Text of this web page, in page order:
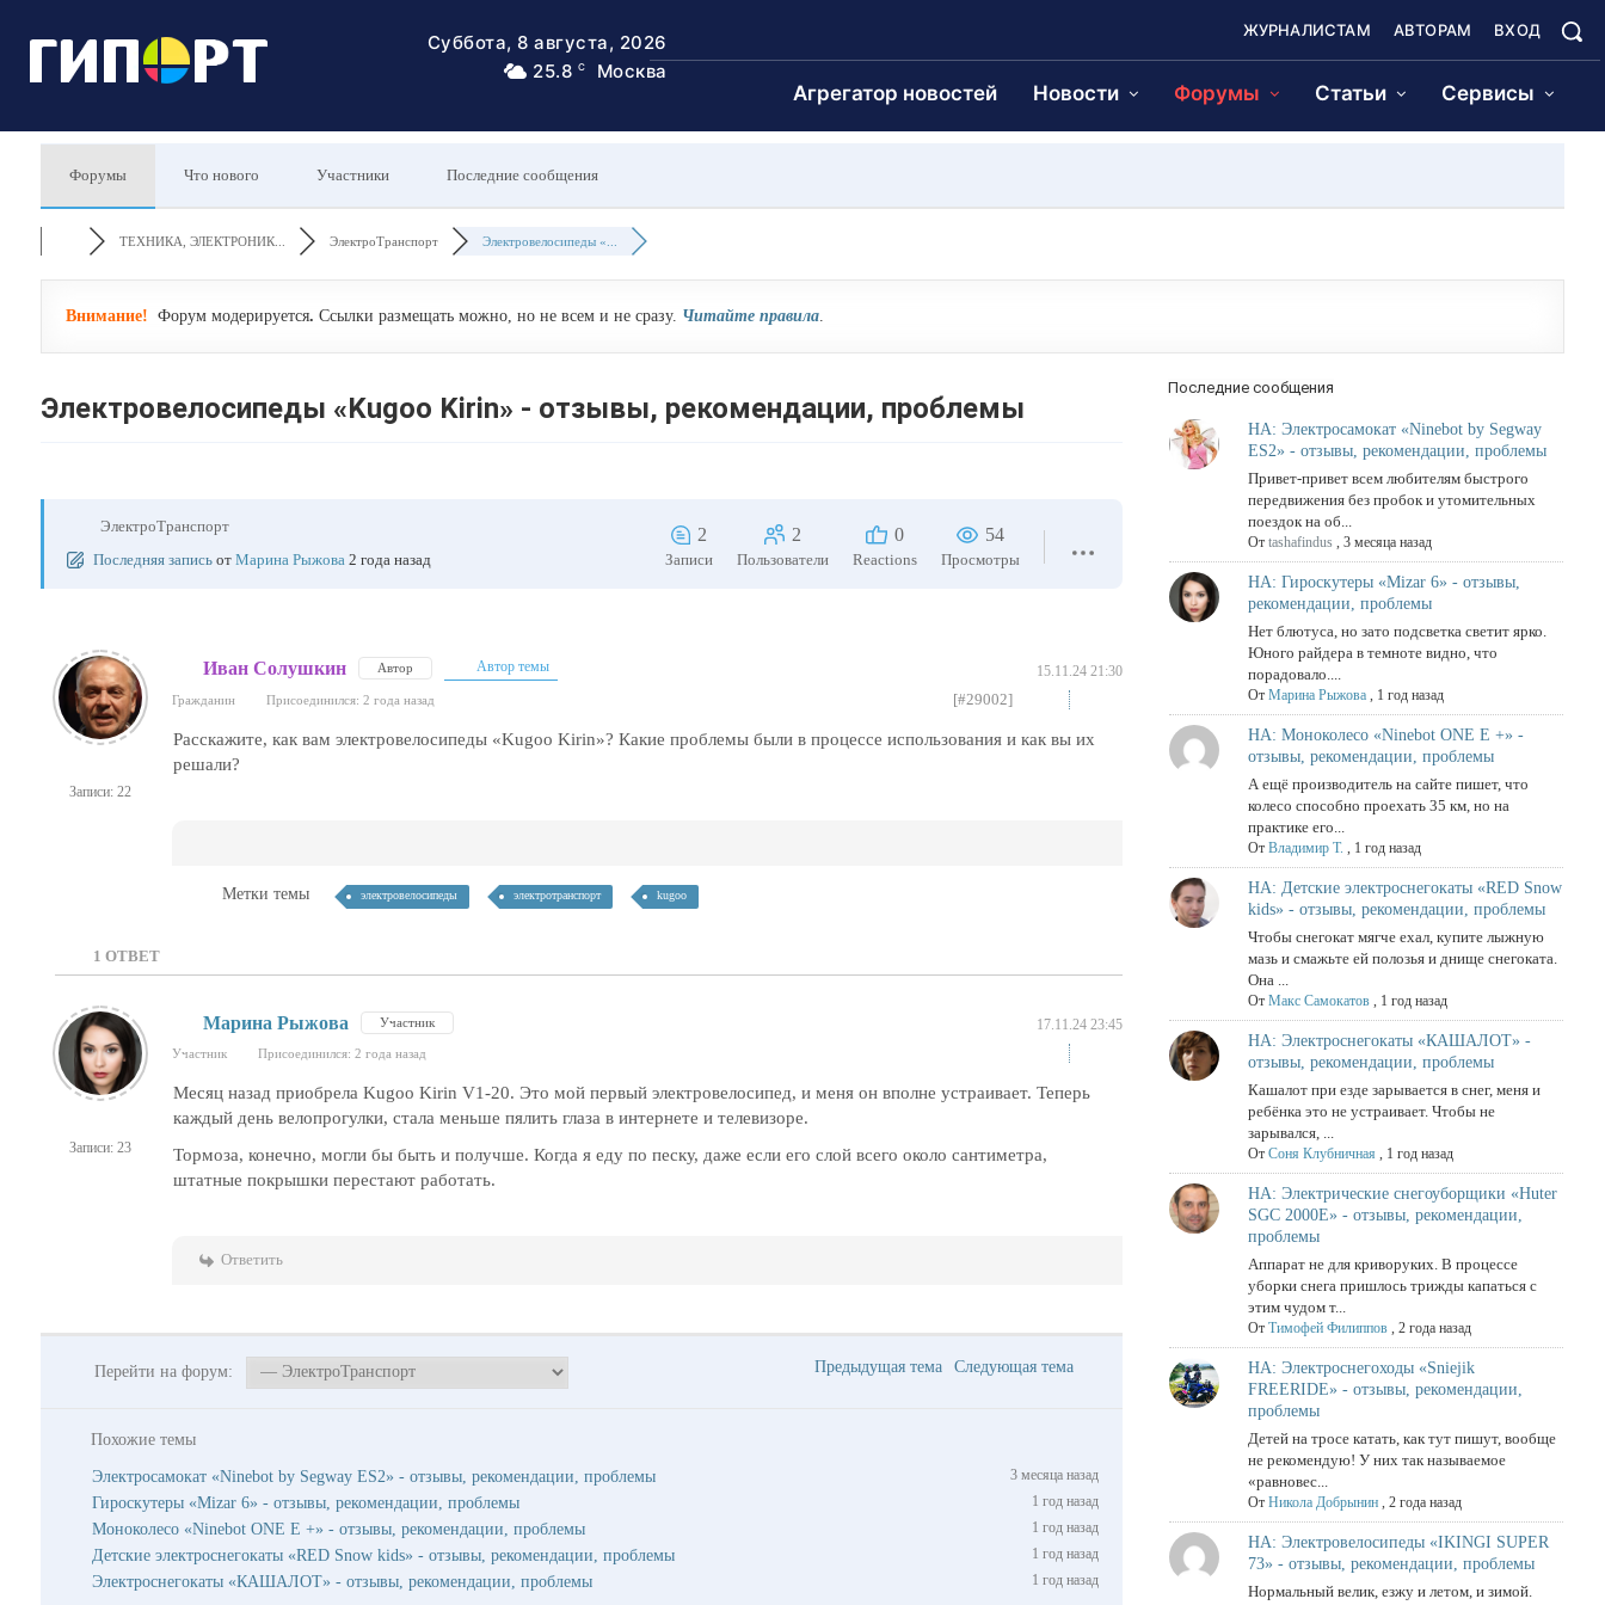
Суббота, 8 августа, 2026
25.8 C Москва
ЖУРНАЛИСТАМ АВТОРАМ ВХОД
Агрегатор новостей Новости Форумы Статьи Сервисы
Форумы Что нового Участники Последние сообщения
ТЕХНИКА, ЭЛЕКТРОНИК... ЭлектроТранспорт Электровелосипеды «...
Внимание! Форум модерируется. Ссылки размещать можно, но не всем и не сразу. Читайте правила.
Электровелосипеды «Kugoo Kirin» - отзывы, рекомендации, проблемы
ЭлектроТранспорт
Последняя запись от Марина Рыжова 2 года назад
2
Записи
2
Пользователи
0
Reactions
54
Просмотры
Записи: 22
Иван Солушкин Автор Автор темы 15.11.24 21:30
Гражданин Присоединился: 2 года назад [#29002]
Расскажите, как вам электровелосипеды «Kugoo Kirin»? Какие проблемы были в процессе использования и как вы их
решали?
Метки темы электровелосипеды электротранспорт kugoo
1 ОТВЕТ
Записи: 23
Марина Рыжова Участник 17.11.24 23:45
Участник Присоединился: 2 года назад
Месяц назад приобрела Kugoo Kirin V1-20. Это мой первый электровелосипед, и меня он вполне устраивает. Теперь
каждый день велопрогулки, стала меньше пялить глаза в интернете и телевизоре.
Тормоза, конечно, могли бы быть и получше. Когда я еду по песку, даже если его слой всего около сантиметра,
штатные покрышки перестают работать.
Ответить
Перейти на форум: Предыдущая тема Следующая тема
Похожие темы
Электросамокат «Ninebot by Segway ES2» - отзывы, рекомендации, проблемы 3 месяца назад
Гироскутеры «Mizar 6» - отзывы, рекомендации, проблемы 1 год назад
Моноколесо «Ninebot ONE E +» - отзывы, рекомендации, проблемы 1 год назад
Детские электроснегокаты «RED Snow kids» - отзывы, рекомендации, проблемы 1 год назад
Электроснегокаты «КАШАЛОТ» - отзывы, рекомендации, проблемы 1 год назад
Последние сообщения
НА: Электросамокат «Ninebot by Segway
ES2» - отзывы, рекомендации, проблемы
Привет-привет всем любителям быстрого
передвижения без пробок и утомительных
поездок на об...
Отtashafindus ,3 месяца назад
НА: Гироскутеры «Mizar 6» - отзывы,
рекомендации, проблемы
Нет блютуса, но зато подсветка светит ярко.
Юного райдера в темноте видно, что
порадовало....
ОтМарина Рыжова , 1 год назад
НА: Моноколесо «Ninebot ONE E +» -
отзывы, рекомендации, проблемы
А ещё производитель на сайте пишет, что
колесо способно проехать 35 км, но на
практике его...
ОтВладимир Т. , 1 год назад
НА: Детские электроснегокаты «RED Snow
kids» - отзывы, рекомендации, проблемы
Чтобы снегокат мягче ехал, купите лыжную
мазь и смажьте ей полозья и днище снегоката.
Она ...
ОтМакс Самокатов , 1 год назад
НА: Электроснегокаты «КАШАЛОТ» -
отзывы, рекомендации, проблемы
Кашалот при езде зарывается в снег, меня и
ребёнка это не устраивает. Чтобы не
зарывался, ...
ОтСоня Клубничная , 1 год назад
НА: Электрические снегоуборщики «Huter
SGC 2000E» - отзывы, рекомендации,
проблемы
Аппарат не для криворуких. В процессе
уборки снега пришлось трижды капаться с
этим чудом т...
ОтТимофей Филиппов ,2 года назад
НА: Электроснегоходы «Sniejik
FREERIDE» - отзывы, рекомендации,
проблемы
Детей на тросе катать, как тут пишут, вообще
не рекомендую! У них так называемое
«равновес...
ОтНикола Добрынин ,2 года назад
НА: Электровелосипеды «IKINGI SUPER
73» - отзывы, рекомендации, проблемы
Нормальный велик, езжу и летом, и зимой.